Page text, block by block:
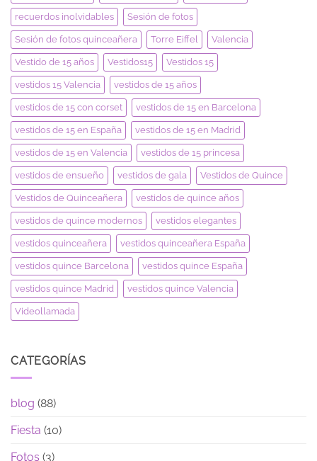
recuerdos inolvidables Sesión de fotos
Sesión de fotos quinceañera Torre Eiffel Valencia
Vestido de 15 años Vestidos15 Vestidos 15
vestidos 15 Valencia vestidos de 15 años
vestidos de 15 con corset vestidos de 15 en Barcelona
vestidos de 15 en España vestidos de 15 en Madrid
vestidos de 15 en Valencia vestidos de 15 princesa
vestidos de ensueño vestidos de gala Vestidos de Quince
Vestidos de Quinceañera vestidos de quince años
vestidos de quince modernos vestidos elegantes
vestidos quinceañera vestidos quinceañera España
vestidos quince Barcelona vestidos quince España
vestidos quince Madrid vestidos quince Valencia
Videollamada
CATEGORÍAS
blog (88)
Fiesta (10)
Fotos (3)